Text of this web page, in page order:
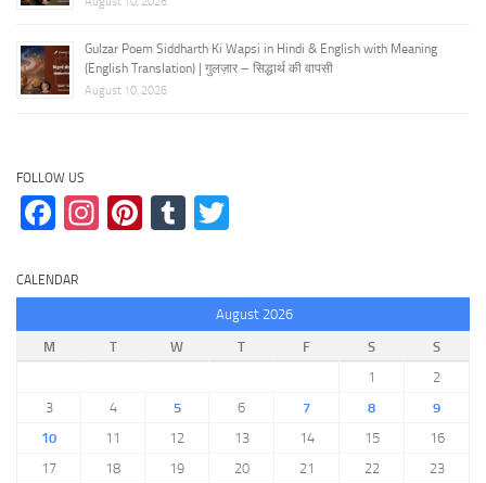
Gulzar Poem Siddharth Ki Wapsi in Hindi & English with Meaning
(English Translation) | गुलज़ार – सिद्धार्थ की वापसी
August 10, 2026
FOLLOW US
Facebook
Instagram
Pinterest
Tumblr
CALENDAR
August 2026
M
T W T F S
S
1
2
3
4 5 6 7 8
9
10
11 12 13 14 15
16
17
18 19 20 21 22
23